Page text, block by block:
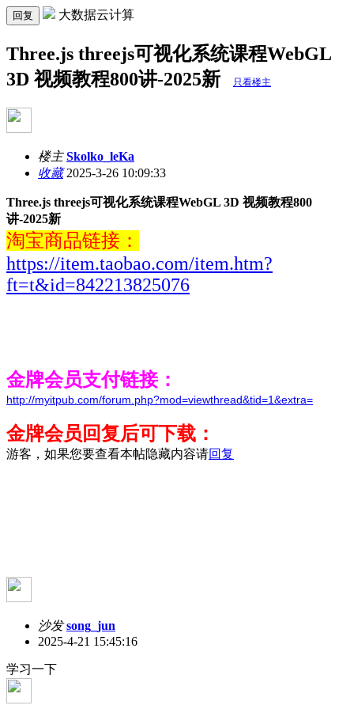
回复 大数据云计算
Three.js threejs可视化系统课程WebGL
3D 视频教程800讲-2025新
只看楼主
楼主 Skolko_leKa
收藏2025-3-26 10:09:33
Three.js threejs可视化系统课程WebGL 3D 视频教程800
讲-2025新
淘宝商品链接：
https://item.taobao.com/item.htm?
ft=t&id=842213825076
金牌会员支付链接：
http://myitpub.com/forum.php?mod=viewthread&tid=1&extra=
金牌会员回复后可下载：
游客，如果您要查看本帖隐藏内容请回复
沙发 song_jun
2025-4-21 15:45:16
学习一下